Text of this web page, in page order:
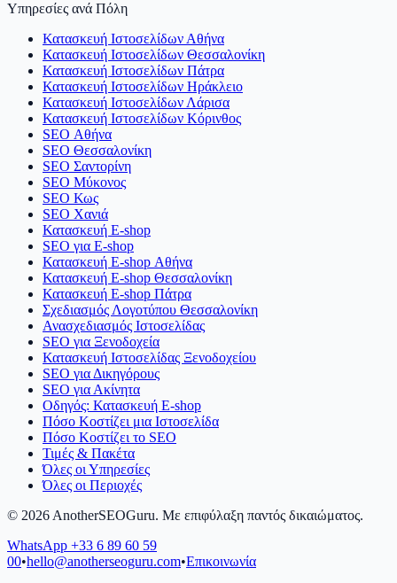
Υπηρεσίες ανά Πόλη
Κατασκευή Ιστοσελίδων Αθήνα
Κατασκευή Ιστοσελίδων Θεσσαλονίκη
Κατασκευή Ιστοσελίδων Πάτρα
Κατασκευή Ιστοσελίδων Ηράκλειο
Κατασκευή Ιστοσελίδων Λάρισα
Κατασκευή Ιστοσελίδων Κόρινθος
SEO Αθήνα
SEO Θεσσαλονίκη
SEO Σαντορίνη
SEO Μύκονος
SEO Κως
SEO Χανιά
Κατασκευή E-shop
SEO για E-shop
Κατασκευή E-shop Αθήνα
Κατασκευή E-shop Θεσσαλονίκη
Κατασκευή E-shop Πάτρα
Σχεδιασμός Λογοτύπου Θεσσαλονίκη
Ανασχεδιασμός Ιστοσελίδας
SEO για Ξενοδοχεία
Κατασκευή Ιστοσελίδας Ξενοδοχείου
SEO για Δικηγόρους
SEO για Ακίνητα
Οδηγός: Κατασκευή E-shop
Πόσο Κοστίζει μια Ιστοσελίδα
Πόσο Κοστίζει το SEO
Τιμές & Πακέτα
Όλες οι Υπηρεσίες
Όλες οι Περιοχές
© 2026 AnotherSEOGuru. Με επιφύλαξη παντός δικαιώματος.
WhatsApp +33 6 89 60 59
00•hello@anotherseoguru.com•Επικοινωνία